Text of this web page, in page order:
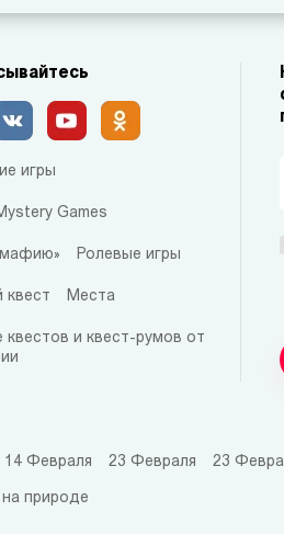
игры
Games
Ролевые игры
квест Места
квестов и квест-румов от
14 Февраля 23 Февраля 23
природе